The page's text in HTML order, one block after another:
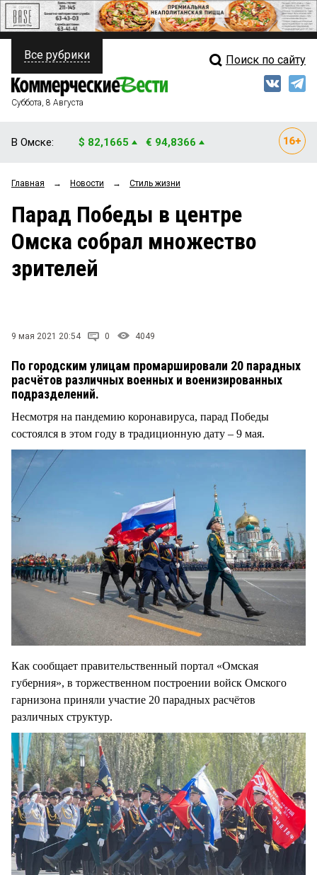
ПОЛИТИКА
ФИНАНСЫ
ОБЩЕСТВО
ЗАКОН
НОВОСТИ КОМПАНИЙ
Свежий выпуск
Рейтинги
Блоги
Все рубрики Поиск по сайту
Суббота, 8 Августа
В Омске: $ 82,1665 € 94,8366
Главная → Новости → Стиль жизни
Парад Победы в центре
Омска собрал множество
зрителей
9 мая 2021 20:54 0 4049
По городским улицам промаршировали 20 парадных
расчётов различных военных и военизированных
подразделений.
Несмотря на пандемию коронавируса, парад Победы
состоялся в этом году в традиционную дату – 9 мая.
Как сообщает правительственный портал «Омская
губерния», в торжественном построении войск Омского
гарнизона приняли участие 20 парадных расчётов
различных структур.